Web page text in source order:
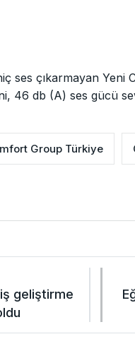
ses çıkarmayan
46 db (A) ses gücü
Group Türkiye
geliştirme